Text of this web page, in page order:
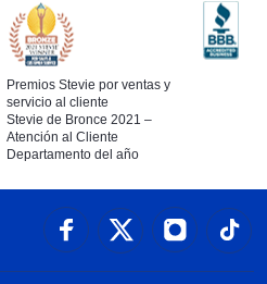
Premios Stevie por ventas y
servicio al cliente
Stevie de Bronce 2021 –
Atención al Cliente
Departamento del año